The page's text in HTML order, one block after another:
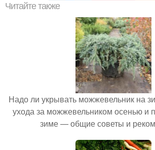
Читайте также
Надо ли укрывать можжевельник на
ухода за можжевельником осенью и
зиме — общие советы и